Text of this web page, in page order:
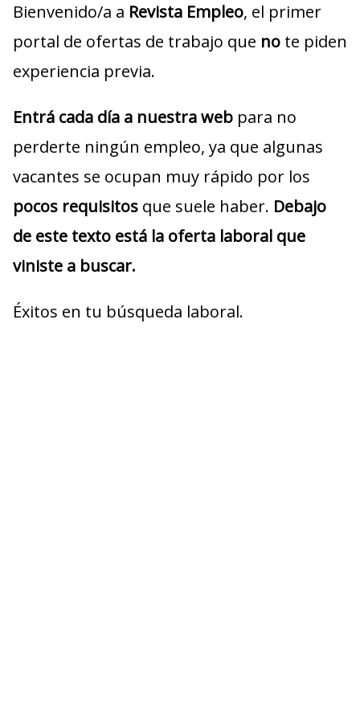
Bienvenido/a a Revista Empleo, el primer
portal de ofertas de trabajo que no te piden
experiencia previa.
Entrá cada día a nuestra web para no
perderte ningún empleo, ya que algunas
vacantes se ocupan muy rápido por los
pocos requisitos que suele haber. Debajo
de este texto está la oferta laboral que
viniste a buscar.
Éxitos en tu búsqueda laboral.